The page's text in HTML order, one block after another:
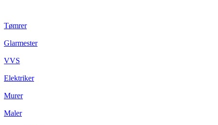
Tømrer
Glarmester
VVS
Elektriker
Murer
Maler